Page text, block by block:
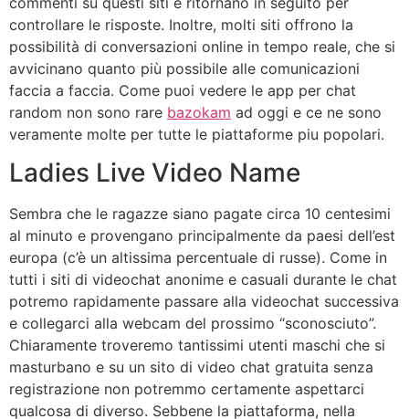
controllare le risposte. Inoltre, molti siti offrono la
possibilità di conversazioni online in tempo reale, che si
avvicinano quanto più possibile alle comunicazioni
faccia a faccia. Come puoi vedere le app per chat
random non sono rare bazokam ad oggi e ce ne sono
veramente molte per tutte le piattaforme piu popolari.
Ladies Live Video Name
Sembra che le ragazze siano pagate circa 10 centesimi
al minuto e provengano principalmente da paesi dell’est
europa (c’è un altissima percentuale di russe). Come in
tutti i siti di videochat anonime e casuali durante le chat
potremo rapidamente passare alla videochat successiva
e collegarci alla webcam del prossimo “sconosciuto”.
Chiaramente troveremo tantissimi utenti maschi che si
masturbano e su un sito di video chat gratuita senza
registrazione non potremmo certamente aspettarci
qualcosa di diverso. Sebbene la piattaforma, nella